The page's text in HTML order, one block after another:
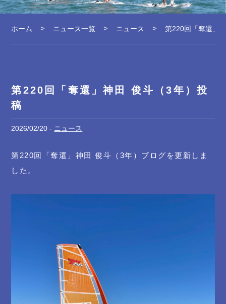
ホーム ニュース一覧 ニュース 第220回「奪還」
第220回「奪還」神田 俊斗（3年）投
稿
2026/02/20 - ニュース
第220回「奪還」神田 俊斗（3年）ブログを更新しま
した。